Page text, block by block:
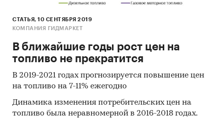
СТАТЬЯ, 10 СЕНТЯБРЯ 2019
КОМПАНИЯ ГИДМАРКЕТ
В ближайшие годы рост цен на
топливо не прекратится
В 2019-2021 годах прогнозируется повышение цен
на топливо на 7-11% ежегодно
Динамика изменения потребительских цен на
топливо была неравномерной в 2016-2018 годах.